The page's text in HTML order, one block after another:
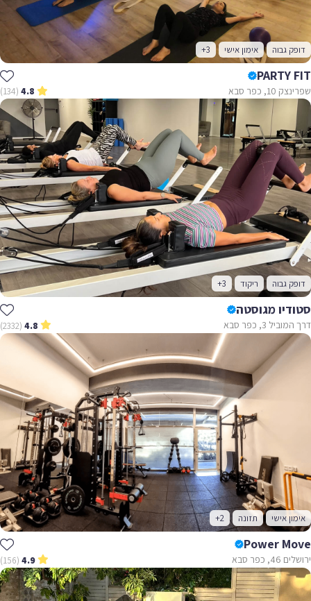
דופק גבוה אימון אישי +3
PARTY FIT
שפרינצק 10, כפר סבא 4.8
(134)
דופק גבוה ריקוד +3
סטודיו מגוסטה
דרך המוביל 3, כפר סבא 4.8
(2332)
אימון אישי תזונה +2
Power Move
ירושלים 46, כפר סבא 4.9
(156)